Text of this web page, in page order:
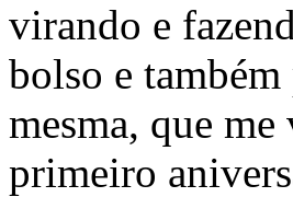
virando e
bolso e
mesma, que
primeiro